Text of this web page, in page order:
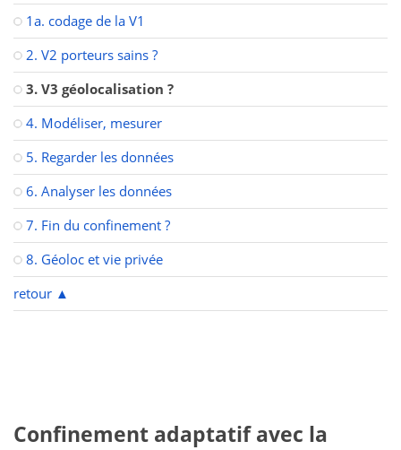
1a. codage de la V1
2. V2 porteurs sains ?
3. V3 géolocalisation ?
4. Modéliser, mesurer
5. Regarder les données
6. Analyser les données
7. Fin du confinement ?
8. Géoloc et vie privée
retour ▲
Confinement adaptatif avec la